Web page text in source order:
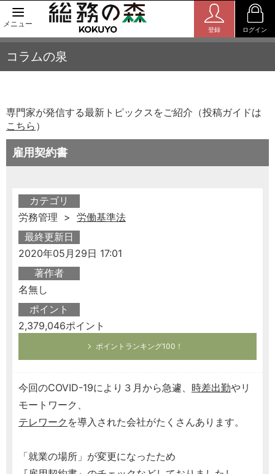
メニュー
登録 ログイン
コラムの泉
専門家が発信する最新トピックスをご紹介（投稿ガイドは
こちら ）
雇用契約書
カテゴリ
労務管理 > 労働基準法
最終更新日
2020年05月29日 17:01
著作者
名無し
ポイント
2,379,046ポイント
ポイントランキング100！
今回のCOVID-19により３月から急遽、 時差出勤やリ
モートワーク、
テレワーク を導入された会社がたくさんあります。
「就業の場所」が変更になったため